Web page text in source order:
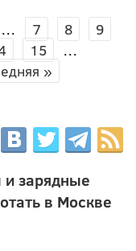
… 7 8
9
15
…
»
зарядные
в Москве